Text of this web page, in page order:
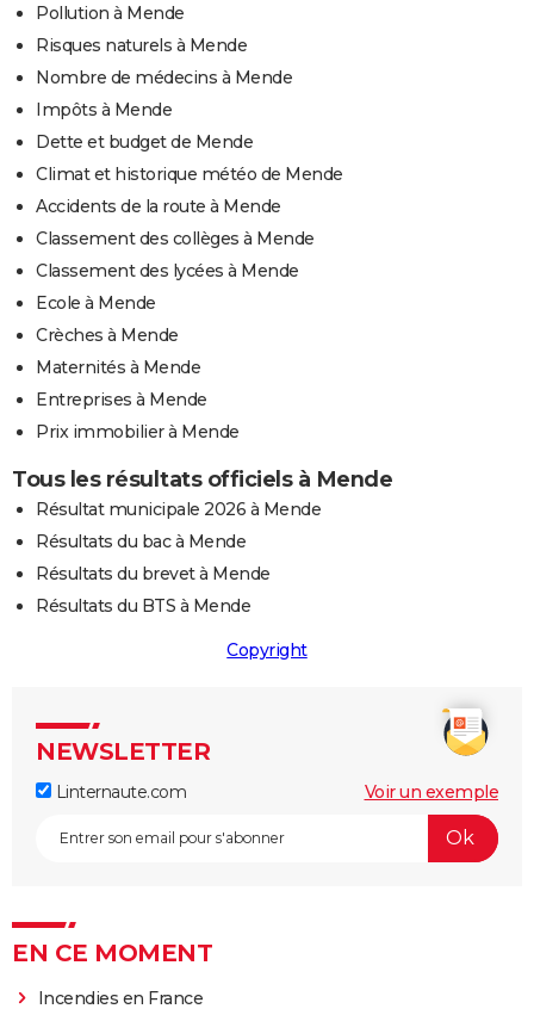
Pollution à Mende
Risques naturels à Mende
Nombre de médecins à Mende
Impôts à Mende
Dette et budget de Mende
Climat et historique météo de Mende
Accidents de la route à Mende
Classement des collèges à Mende
Classement des lycées à Mende
Ecole à Mende
Crèches à Mende
Maternités à Mende
Entreprises à Mende
Prix immobilier à Mende
Tous les résultats officiels à Mende
Résultat municipale 2026 à Mende
Résultats du bac à Mende
Résultats du brevet à Mende
Résultats du BTS à Mende
Copyright
NEWSLETTER
Linternaute.com Voir un exemple
EN CE MOMENT
Incendies en France